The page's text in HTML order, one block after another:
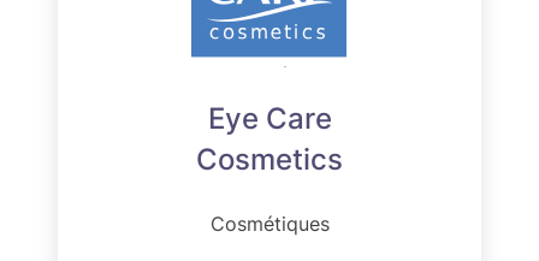
Eye Care
Cosmetics
Cosmétiques